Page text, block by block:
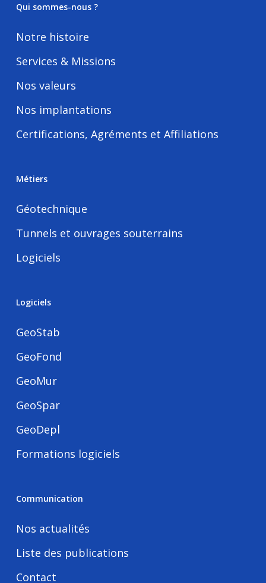
Qui sommes-nous ?
Notre histoire
Services & Missions
Nos valeurs
Nos implantations
Certifications, Agréments et Affiliations
Métiers
Géotechnique
Tunnels et ouvrages souterrains
Logiciels
Logiciels
GeoStab
GeoFond
GeoMur
GeoSpar
GeoDepl
Formations logiciels
Communication
Nos actualités
Liste des publications
Contact